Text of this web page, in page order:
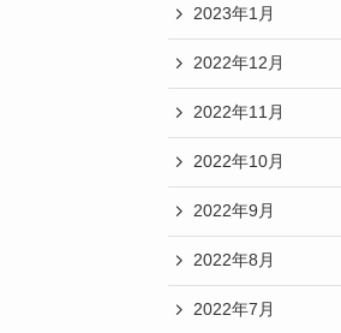
2023年1月
2022年12月
2022年11月
2022年10月
2022年9月
2022年8月
2022年7月